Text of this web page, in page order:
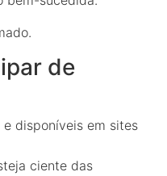
de
e disponíveis em sites
ciente das